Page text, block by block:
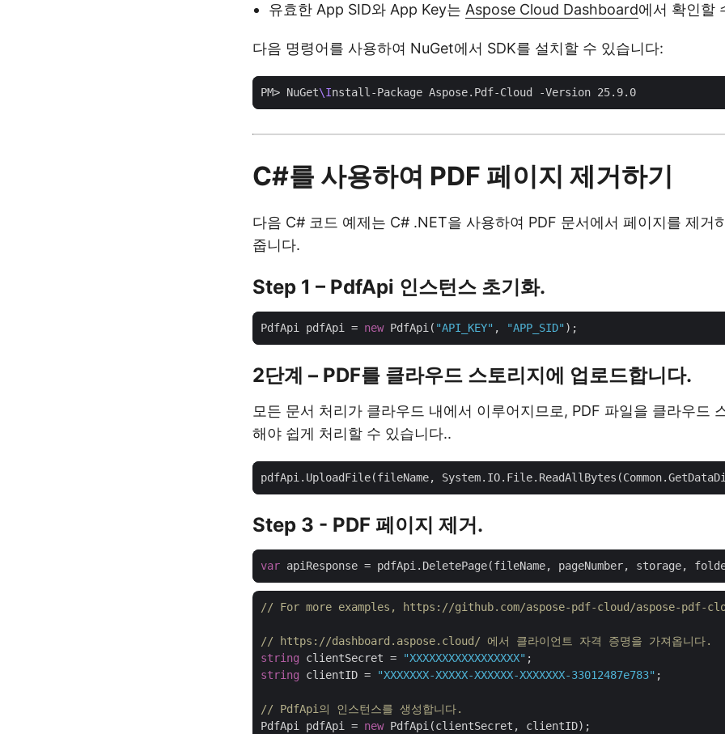
유효한 App SID와 App Key는 Aspose Cloud Dashboard에서 확인할
다음 명령어를 사용하여 NuGet에서 SDK를 설치할 수 있습니다:
PM> NuGet\I
C#를 사용하여 PDF 페이지 제거하기
다음 C# 코드 예제는 C# .NET을 사용하여 PDF 문서에서 페이지를 제거
줍니다.
Step 1 – PdfApi 인스턴스 초기화.
PdfApi pdfApi = new PdfApi( "API_KEY" , "APP_SID"
2단계 – PDF를 클라우드 스토리지에 업로드합니다.
모든 문서 처리가 클라우드 내에서 이루어지므로, PDF 파일을 클라우드
해야 쉽게 처리할 수 있습니다..
Step 3 - PDF 페이지 제거.
var
// For more examples, https://github.com/aspose-pdf-cloud/aspose-pdf-
// https://dashboard.aspose.cloud/ 에서 클라이언트 자격 증명을 가져옵니다.
string clientSecret = "XXXXXXXXXXXXXXXXX"
string clientID = "XXXXXXX-XXXXX-XXXXXX-XXXXXXX-33012487e783" ;
// PdfApi의 인스턴스를 생성합니다.
PdfApi pdfApi = new PdfApi(clientSecret, clientID);